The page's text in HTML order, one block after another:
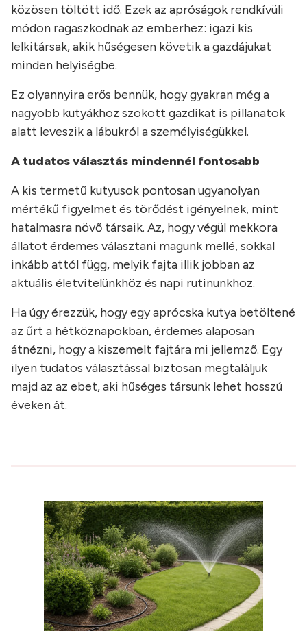
közösen töltött idő. Ezek az apróságok rendkívüli
módon ragaszkodnak az emberhez: igazi kis
lelkitársak, akik hűségesen követik a gazdájukat
minden helyiségbe.
Ez olyannyira erős bennük, hogy gyakran még a
nagyobb kutyákhoz szokott gazdikat is pillanatok
alatt leveszik a lábukról a személyiségükkel.
A tudatos választás mindennél fontosabb
A kis termetű kutyusok pontosan ugyanolyan
mértékű figyelmet és törődést igényelnek, mint
hatalmasra növő társaik. Az, hogy végül mekkora
állatot érdemes választani magunk mellé, sokkal
inkább attól függ, melyik fajta illik jobban az
aktuális életvitelünkhöz és napi rutinunkhoz.
Ha úgy érezzük, hogy egy aprócska kutya betöltené
az űrt a hétköznapokban, érdemes alaposan
átnézni, hogy a kiszemelt fajtára mi jellemző. Egy
ilyen tudatos választással biztosan megtaláljuk
majd az az ebet, aki hűséges társunk lehet hosszú
éveken át.